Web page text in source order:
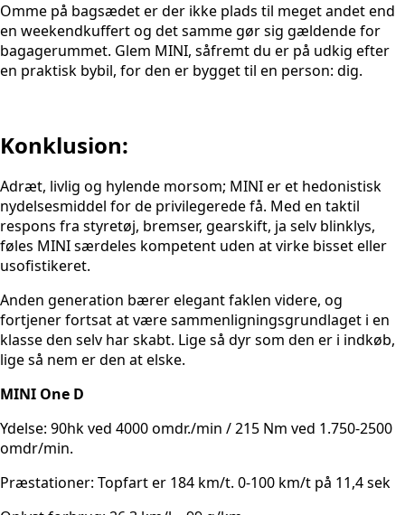
Omme på bagsædet er der ikke plads til meget andet end
en weekendkuffert og det samme gør sig gældende for
bagagerummet. Glem MINI, såfremt du er på udkig efter
en praktisk bybil, for den er bygget til en person: dig.
Konklusion:
Adræt, livlig og hylende morsom; MINI er et hedonistisk
nydelsesmiddel for de privilegerede få. Med en taktil
respons fra styretøj, bremser, gearskift, ja selv blinklys,
føles MINI særdeles kompetent uden at virke bisset eller
usofistikeret.
Anden generation bærer elegant faklen videre, og
fortjener fortsat at være sammenligningsgrundlaget i en
klasse den selv har skabt. Lige så dyr som den er i indkøb,
lige så nem er den at elske.
MINI One D
Ydelse: 90hk ved 4000 omdr./min / 215 Nm ved 1.750-2500
omdr/min.
Præstationer: Topfart er 184 km/t. 0-100 km/t på 11,4 sek